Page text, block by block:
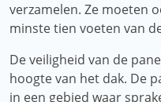
verzamelen. Ze moeten
minste tien voeten van
De veiligheid van de
hoogte van het dak. De
in een gebied waar